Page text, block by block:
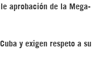
aprobación de la Mega-
y exigen respeto a su